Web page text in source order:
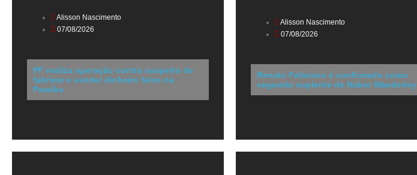
Alisson Nascimento
07/08/2026
PF realiza operação contra suspeito de
fabricar e vender dinheiro falso na
Paraíba
Alisson Nascimento
07/08/2026
Renato Feliciano é confirmado como
segundo suplente de Nabor Wanderley